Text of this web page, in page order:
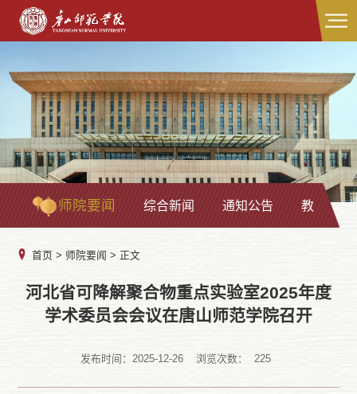
师院要闻 综合新闻 通知公告 教学科研
首页 > 师院要闻 > 正文
河北省可降解聚合物重点实验室2025年度
学术委员会会议在唐山师范学院召开
发布时间：2025-12-26 浏览次数： 225